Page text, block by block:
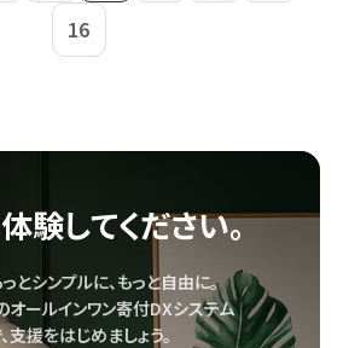
16
験してください。
とシンプルに、もっと自由に。
ールインワン寄付DXシステム
支援をはじめましょう。